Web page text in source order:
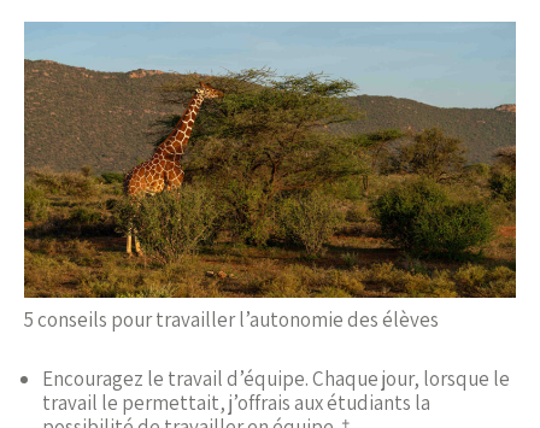
5 conseils pour travailler l’autonomie des élèves
Encouragez le travail d’équipe. Chaque jour, lorsque le
travail le permettait, j’offrais aux étudiants la